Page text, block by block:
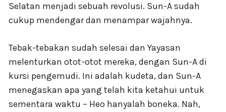
Selatan menjadi sebuah revolusi. Sun-A sudah
cukup mendengar dan menampar wajahnya.
Tebak-tebakan sudah selesai dan Yayasan
melenturkan otot-otot mereka, dengan Sun-A di
kursi pengemudi. Ini adalah kudeta, dan Sun-A
menegaskan apa yang telah kita ketahui untuk
sementara waktu – Heo hanyalah boneka. Nah,